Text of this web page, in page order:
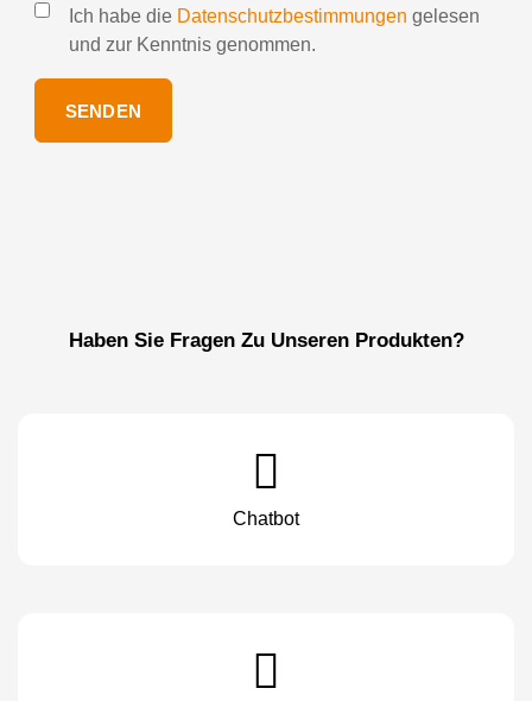
Ich habe die Datenschutzbestimmungen gelesen
und zur Kenntnis genommen.
SENDEN
Haben Sie Fragen Zu Unseren Produkten?
Chatbot